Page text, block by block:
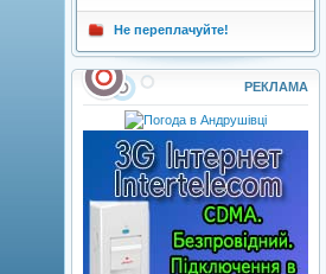
Не переплачуйте!
РЕКЛАМА